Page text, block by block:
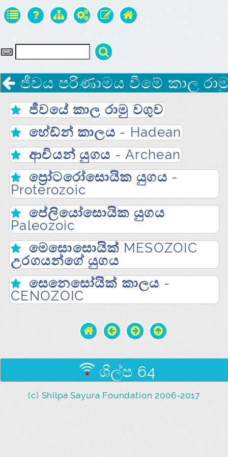
ජීවය පරිණාමය වීමේ කාල
ජීවයේ කාල රාමු වගුව
හේඩ්න් කාලය - Hadean
ආචියන් යුගය - Archean
ප්‍රෝටරෝසොයික යුගය -
Proterozoic
පේලියෝසොයික යුගය
Paleozoic
මෙසොසොයික් MESOZOIC
උරගයන්ගේ යුගය
සෙනෙසෝයික් කාලය -
CENOZOIC
ශිල්ප 64
(c) Shilpa Sayura Foundation 2006-2017